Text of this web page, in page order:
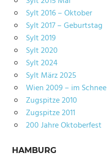
Sylt 2016 – Oktober
Sylt 2017 – Geburtstag
Sylt 2019
Sylt 2020
Sylt 2024
Sylt März 2025
Wien 2009 – im Schnee
Zugspitze 2010
Zugspitze 2011
200 Jahre Oktoberfest
HAMBURG